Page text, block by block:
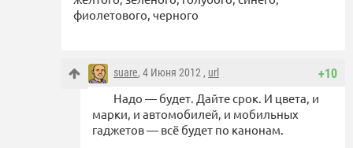
фиолетового, черного
+10
suare, 4 Июня 2012 , url
Надо — будет. Дайте срок. И цвета, и
марки, и автомобилей, и мобильных
гаджетов — всё будет по канонам.